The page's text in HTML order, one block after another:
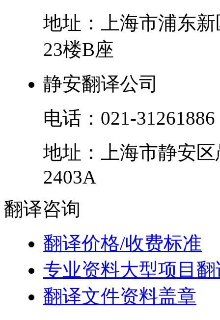
地址：
上海市浦东新
23楼B座
静安翻译公司
电话： 021-31261886
地址：
上海市静安区
2403A
翻译咨询
翻译价格/收费标准
专业资料大型项目翻
翻译文件资料盖章